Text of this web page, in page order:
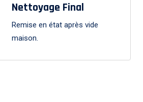
Nettoyage Final
Remise en état après vide
maison.